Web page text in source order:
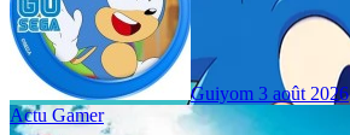
Guiyom 3 août 2026
Actu Gamer